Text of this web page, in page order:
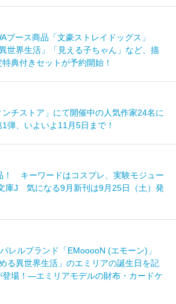
ブース商品「文豪ストレイドッグス」
世界生活」「見える子ちゃん」など、描
典付きセットが予約開始！
チストア」にて開催中の人気作家24名に
弾、いよいよ11月5日まで！
！ キーワードはコスプレ、実験モジュー
庫J 気になる9月新刊は9月25日（土）発
レルブランド「EMooooN (エモーン)」
る異世界生活」のエミリアの誕生日を記
登場！―エミリアモデルの財布・カードケ